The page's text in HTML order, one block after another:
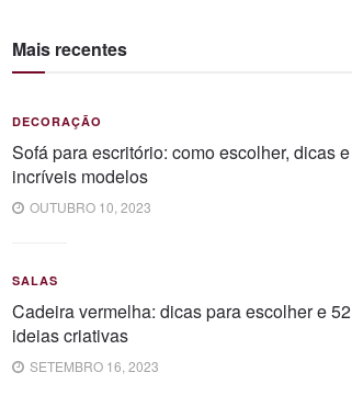
Mais recentes
DECORAÇÃO
Sofá para escritório: como escolher, dicas e
incríveis modelos
OUTUBRO 10, 2023
SALAS
Cadeira vermelha: dicas para escolher e 52
ideias criativas
SETEMBRO 16, 2023